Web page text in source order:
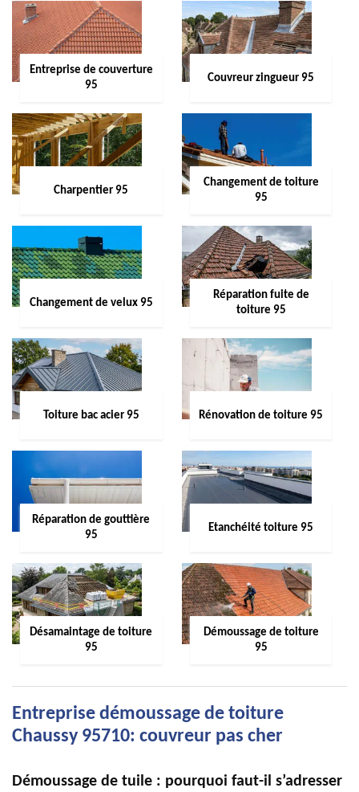
Entreprise de couverture
95
Couvreur zingueur 95
Charpentier 95
Changement de toiture
95
Changement de velux 95
Réparation fuite de
toiture 95
Toiture bac acier 95 Rénovation de toiture 95
Réparation de gouttière
95
Etanchéité toiture 95
Désamaintage de toiture
95
Démoussage de toiture
95
Entreprise démoussage de toiture
Chaussy 95710: couvreur pas cher
Démoussage de tuile : pourquoi faut-il s’adresser